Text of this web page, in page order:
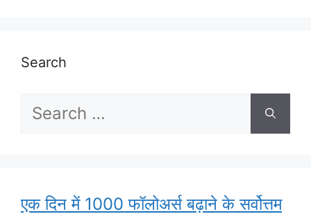
Search
Search
एक दिन में 1000 फॉलोअर्स बढ़ाने के सर्वोत्तम